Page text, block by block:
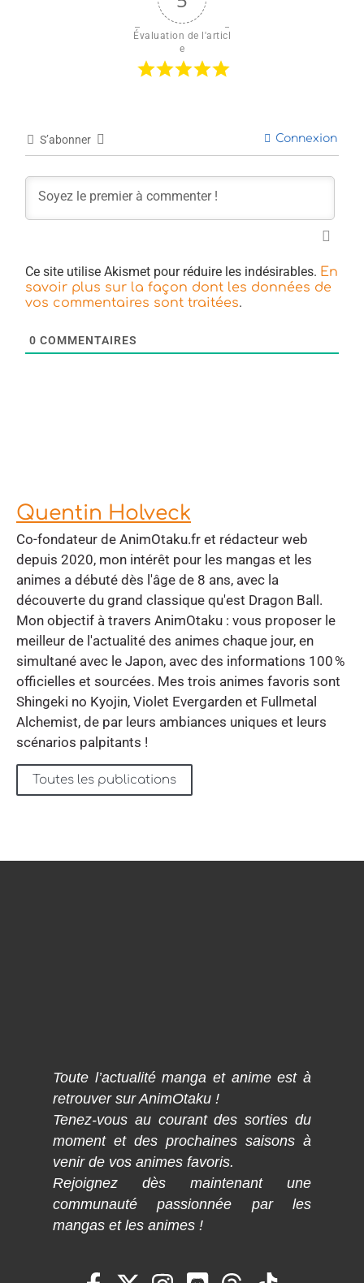
Évaluation de l'articl
e
S’abonner Connexion
Ce site utilise Akismet pour réduire les indésirables. En
savoir plus sur la façon dont les données de
vos commentaires sont traitées.
0 COMMENTAIRES
Quentin Holveck
Co-fondateur de AnimOtaku.fr et rédacteur web
depuis 2020, mon intérêt pour les mangas et les
animes a débuté dès l'âge de 8 ans, avec la
découverte du grand classique qu'est Dragon Ball.
Mon objectif à travers AnimOtaku : vous proposer le
meilleur de l'actualité des animes chaque jour, en
simultané avec le Japon, avec des informations 100 %
officielles et sourcées. Mes trois animes favoris sont
Shingeki no Kyojin, Violet Evergarden et Fullmetal
Alchemist, de par leurs ambiances uniques et leurs
scénarios palpitants !
Toutes les publications
Toute l’actualité manga et anime est à
retrouver sur AnimOtaku !
Tenez-vous au courant des sorties du
moment et des prochaines saisons à
venir de vos animes favoris.
Rejoignez dès maintenant une
communauté passionnée par les
mangas et les animes !